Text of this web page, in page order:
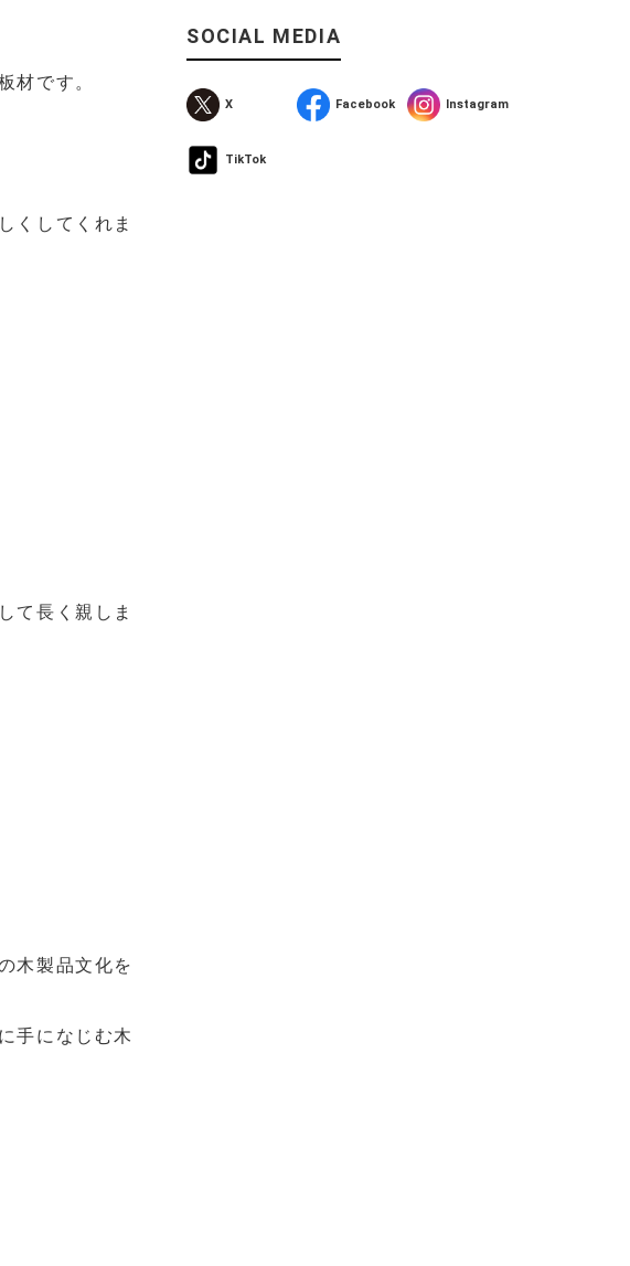
材です。
くしてくれま
て長く親しま
木製品文化を
手になじむ木
SOCIAL MEDIA
X Facebook Instagram
TikTok